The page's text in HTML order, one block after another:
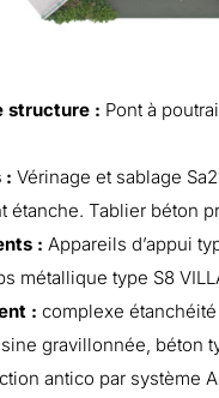
structure : Pont à
: Vérinage et sablage
étanche. Tablier béton
: Appareils d’appui
métallique type S8
: complexe
gravillonnée, béton
antico par système